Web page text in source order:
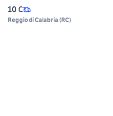
10 €
Reggio di Calabria (RC)